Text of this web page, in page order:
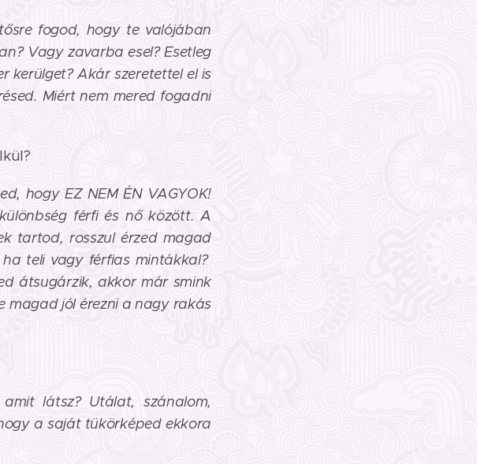
fogod, hogy te valójában
Vagy zavarba esel? Esetleg
kerülget? Akár szeretettel el is
Miért nem mered fogadni
hogy EZ NEM ÉN VAGYOK!
férfi és nő között. A
tartod, rosszul érzed magad
teli vagy férfias mintákkal?
átsugárzik, akkor már smink
magad jól érezni a nagy rakás
látsz? Utálat, szánalom,
a saját tükörképed ekkora